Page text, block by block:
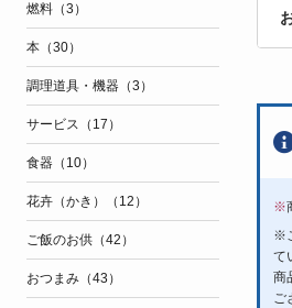
※
※
て
商
ご
燃料（3）
本（30）
調理道具・機器（3）
サービス（17）
食器（10）
花卉（かき）（12）
ご飯のお供（42）
おつまみ（43）